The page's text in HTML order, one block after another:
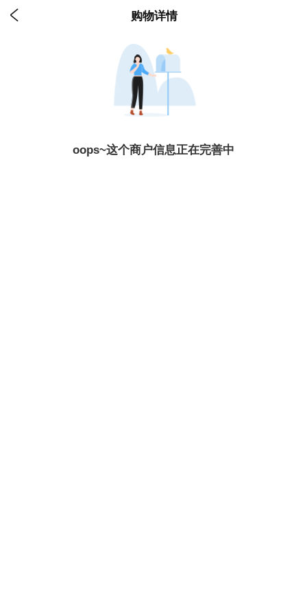
 购物详情
oops~这个商户信息正在完善中